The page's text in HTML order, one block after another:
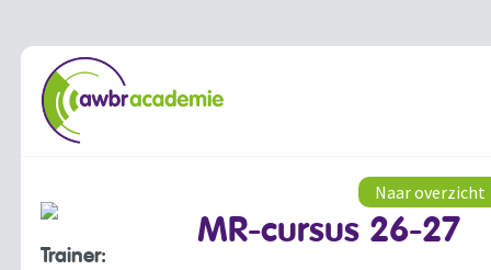
Trainer:
Naar overzicht
MR-cursus 26-27